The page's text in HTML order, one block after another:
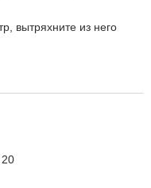
вытряхните из него